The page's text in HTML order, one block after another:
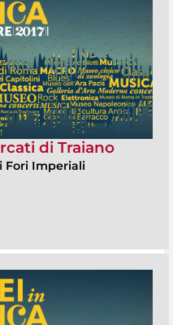
di Traiano
Fori Imperiali